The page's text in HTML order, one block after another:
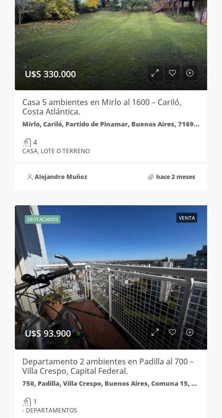
U$S 330.000
Casa 5 ambientes en Mirlo al 1600 – Cariló,
Costa Atlántica.
Mirlo, Cariló, Partido de Pinamar, Buenos Aires, 7169, Argentina
4
CASA, LOTE O TERRENO
Alejandro Muñoz hace 2 meses
DESTACADOS VENTA
U$S 93.900
Departamento 2 ambientes en Padilla al 700 –
Villa Crespo, Capital Federal.
750, Padilla, Villa Crespo, Buenos Aires, Comuna 15, Ciudad Autónoma de Buenos Aires, C1414AFD, Argentina
1
- DEPARTAMENTOS